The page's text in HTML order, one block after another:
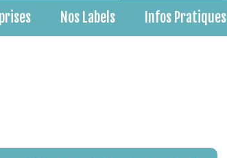
Nos Labels Infos Pratiques